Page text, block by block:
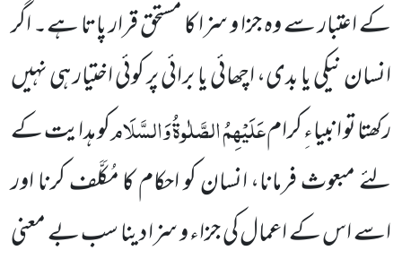
کے اعتبار سے وہ جزا و سزا کا مستحق قرار پاتا ہے۔ اگر
انسان نیکی یا بدی، اچھائی یا برائی پر کوئی اختیار ہی نہیں
رکھتا تو انبیاءِ کرامعَلَیْہِمُ الصَّلٰوۃُ وَالسَّلَامکو ہدایت کے
لئے مبعوث فرمانا، انسان کو احکام کا مُکَلَّف کرنااور
اسے اس کے اعمال کی جزاء و سزا دینا سب بے معنی